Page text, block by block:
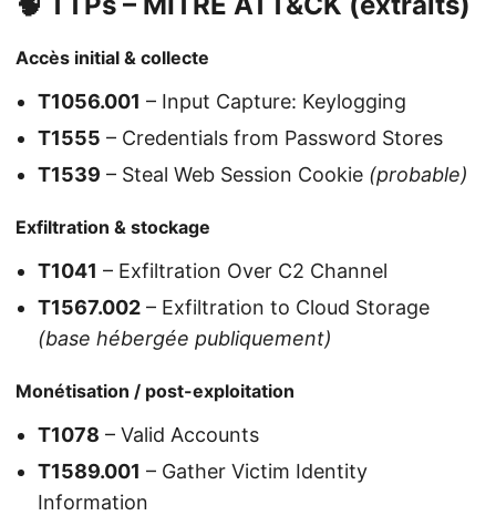
Accès initial & collecte
T1056.001 – Input Capture: Keylogging
T1555 – Credentials from Password Stores
T1539 – Steal Web Session Cookie (probable)
Exfiltration & stockage
T1041 – Exfiltration Over C2 Channel
T1567.002 – Exfiltration to Cloud Storage
(base hébergée publiquement)
Monétisation / post-exploitation
T1078 – Valid Accounts
T1589.001 – Gather Victim Identity
Information